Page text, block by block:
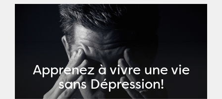
Apprenez à vivre une vie
sans Dépression!